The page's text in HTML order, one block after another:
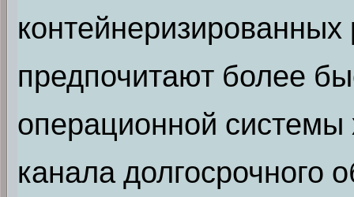
контейнеризированных
предпочитают более
операционной системы
канала долгосрочного